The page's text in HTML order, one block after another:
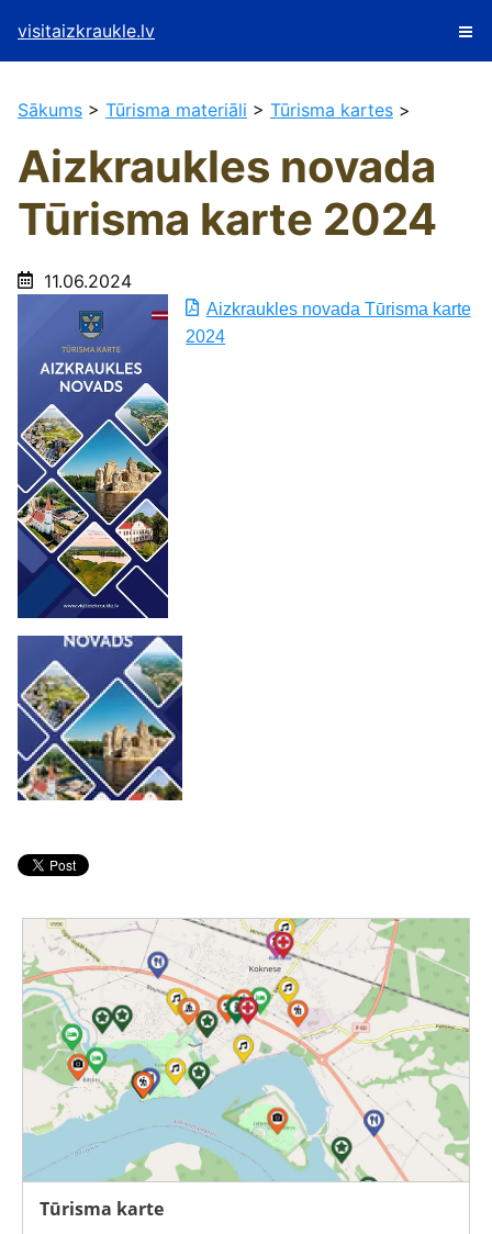
visitaizkraukle.lv
Sākums > Tūrisma materiāli > Tūrisma kartes >
Aizkraukles novada
Tūrisma karte 2024
11.06.2024
Aizkraukles novada Tūrisma karte
2024
Tūrisma karte